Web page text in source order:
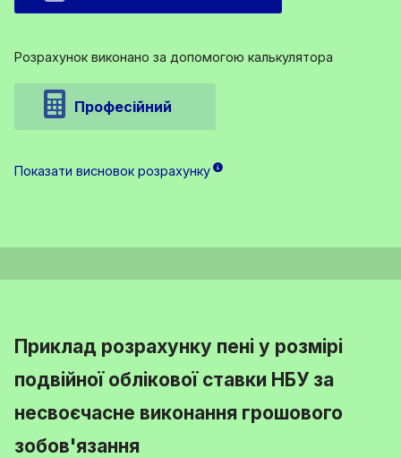
Розрахунок виконано за допомогою калькулятора
Професійний
Показати висновок розрахунку
Приклад розрахунку пені у розмірі
подвійної облікової ставки НБУ за
несвоєчасне виконання грошового
зобов'язання